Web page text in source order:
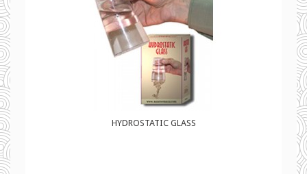
HYDROSTATIC GLASS